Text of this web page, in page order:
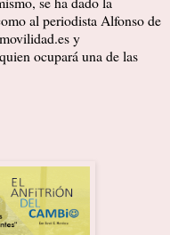
al periodista Alfonso de
y
ocupará una de las